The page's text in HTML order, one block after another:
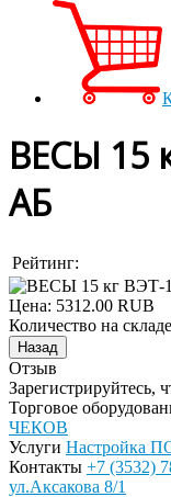
ВЕСЫ 15
АБ
Рейтинг:
Цена: 5312.00 RUB
Количество на
Отзыв
Зарегистрируйтесь,
Торговое
ЧЕКОВ
Услуги Настройка
Контакты +7 (3532)
ул.Аксакова 8/1